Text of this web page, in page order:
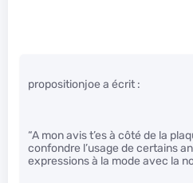
propositionjoe a écrit :
“A mon avis t’es à côté de la
confondre l’usage de certains
expressions à la mode avec la